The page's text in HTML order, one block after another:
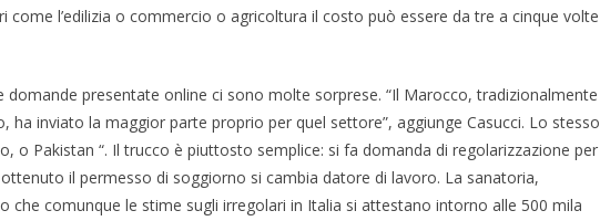
come l’edilizia o commercio o agricoltura il costo può essere da tre a cinque volte
domande presentate online ci sono molte sorprese. “Il Marocco, tradizionalmente
ha inviato la maggior parte proprio per quel settore”, aggiunge Casucci. Lo stesso
o Pakistan “. Il trucco è piuttosto semplice: si fa domanda di regolarizzazione per
il permesso di soggiorno si cambia datore di lavoro. La sanatoria,
che comunque le stime sugli irregolari in Italia si attestano intorno alle 500 mila